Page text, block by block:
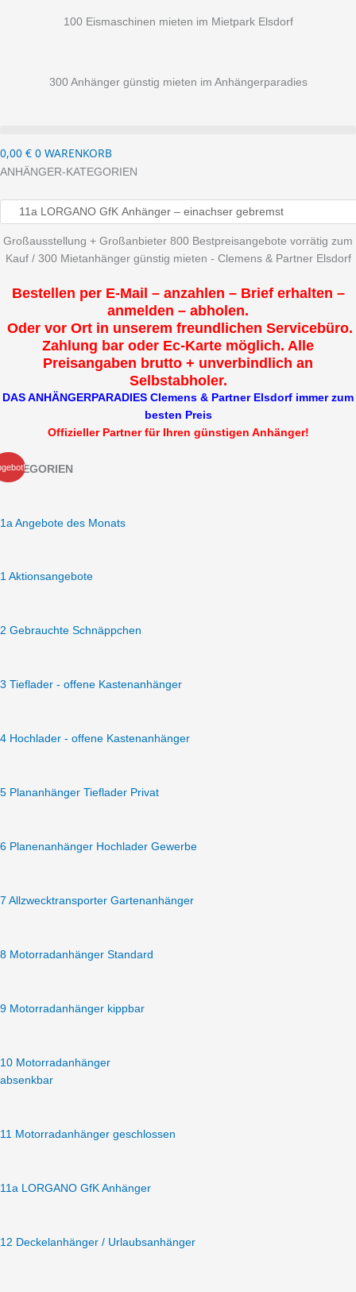
100 Eismaschinen mieten im Mietpark Elsdorf
300 Anhänger günstig mieten im Anhängerparadies
0,00 € 0 WARENKORB
ANHÄNGER-KATEGORIEN
Großausstellung + Großanbieter 800 Bestpreisangebote vorrätig zum
Kauf / 300 Mietanhänger günstig mieten - Clemens & Partner Elsdorf
Bestellen per E-Mail – anzahlen – Brief erhalten –
anmelden – abholen.
Oder vor Ort in unserem freundlichen Servicebüro.
Zahlung bar oder Ec-Karte möglich. Alle
Preisangaben brutto + unverbindlich an
Selbstabholer.
DAS ANHÄNGERPARADIES Clemens & Partner Elsdorf immer zum
besten Preis
Offizieller Partner für Ihren günstigen Anhänger!
KATEGORIEN
1a Angebote des Monats
1 Aktionsangebote
2 Gebrauchte Schnäppchen
3 Tieflader - offene Kastenanhänger
4 Hochlader - offene Kastenanhänger
5 Plananhänger Tieflader Privat
6 Planenanhänger Hochlader Gewerbe
7 Allzwecktransporter Gartenanhänger
8 Motorradanhänger Standard
9 Motorradanhänger kippbar
10 Motorradanhänger
absenkbar
11 Motorradanhänger geschlossen
11a LORGANO GfK Anhänger
12 Deckelanhänger / Urlaubsanhänger
15.450,00 €
*LORGANO
Groß
1800
1800
schwarz
1820
100
+